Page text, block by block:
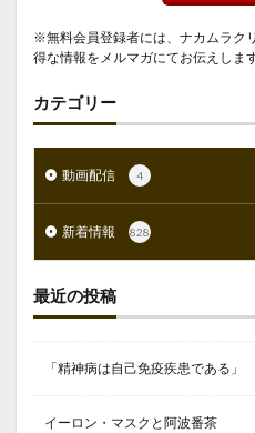
※無料会員登録者には、ナカムラク
得な情報をメルマガにてお伝えします
カテゴリー
動画配信 4
新着情報 828
最近の投稿
「精神病は自己免疫疾患である」
イーロン・マスクと阿波番茶